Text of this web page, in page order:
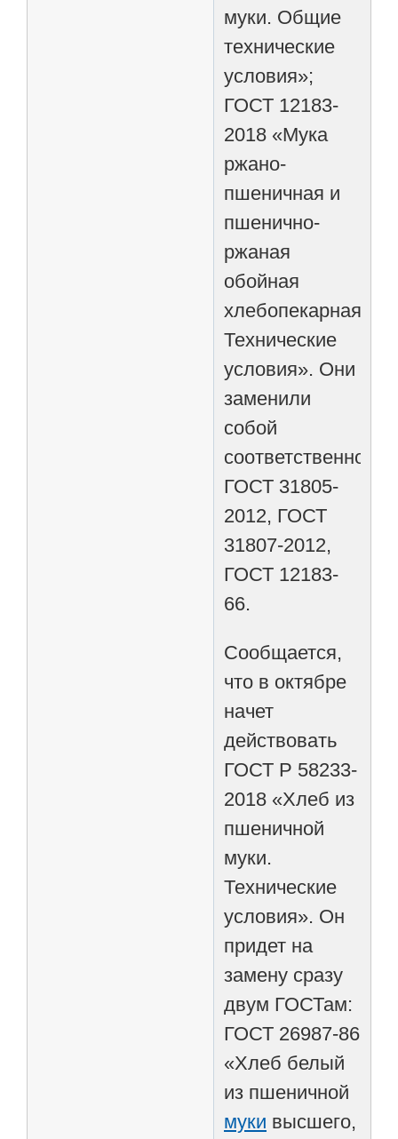
муки. Общие
технические
условия»;
ГОСТ 12183-
2018 «Мука
ржано-
пшеничная и
пшенично-
ржаная
обойная
хлебопекарная.
Технические
условия». Они
заменили
собой
соответственно:
ГОСТ 31805-
2012, ГОСТ
31807-2012,
ГОСТ 12183-
66.
Сообщается,
что в октябре
начет
действовать
ГОСТ Р 58233-
2018 «Хлеб из
пшеничной
муки.
Технические
условия». Он
придет на
замену сразу
двум ГОСТам:
ГОСТ 26987-86
«Хлеб белый
из пшеничной
муки высшего,